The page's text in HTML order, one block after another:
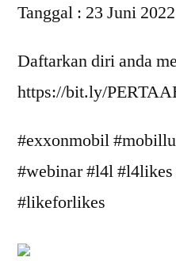
Tanggal : 23 Juni 2022
Daftarkan diri anda
https://bit.ly/
#exxonmobil
#webinar #l4l
#likeforlikes